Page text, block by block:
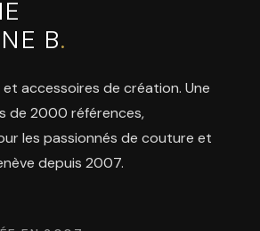
B.
et accessoires de création. Une
de 2000 références,
les passionnés de couture et
depuis 2007.